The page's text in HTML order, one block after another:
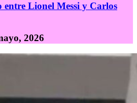
entre Lionel Messi y Carlos
2026